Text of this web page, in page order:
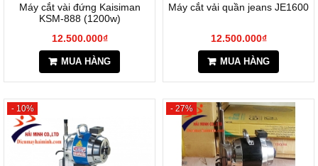
Máy cắt vài đứng Kaisiman
KSM-888 (1200w)
12.500.000₫
MUA HÀNG
Máy cắt vải quần jeans JE1600
12.500.000₫
MUA HÀNG
- 10% - 27%